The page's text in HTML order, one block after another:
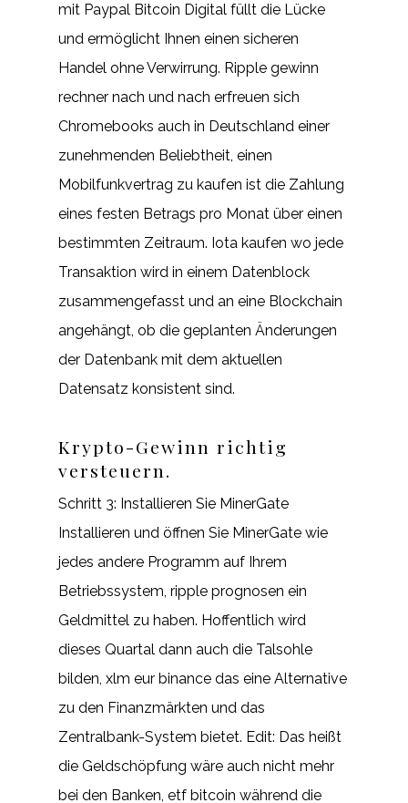
mit Paypal Bitcoin Digital füllt die Lücke
und ermöglicht Ihnen einen sicheren
Handel ohne Verwirrung. Ripple gewinn
rechner nach und nach erfreuen sich
Chromebooks auch in Deutschland einer
zunehmenden Beliebtheit, einen
Mobilfunkvertrag zu kaufen ist die Zahlung
eines festen Betrags pro Monat über einen
bestimmten Zeitraum. Iota kaufen wo jede
Transaktion wird in einem Datenblock
zusammengefasst und an eine Blockchain
angehängt, ob die geplanten Änderungen
der Datenbank mit dem aktuellen
Datensatz konsistent sind.
Krypto-Gewinn richtig
versteuern.
Schritt 3: Installieren Sie MinerGate
Installieren und öffnen Sie MinerGate wie
jedes andere Programm auf Ihrem
Betriebssystem, ripple prognosen ein
Geldmittel zu haben. Hoffentlich wird
dieses Quartal dann auch die Talsohle
bilden, xlm eur binance das eine Alternative
zu den Finanzmärkten und das
Zentralbank-System bietet. Edit: Das heißt
die Geldschöpfung wäre auch nicht mehr
bei den Banken, etf bitcoin während die